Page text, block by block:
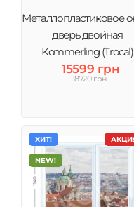
Металлопластиковое
дверь двойная
Kommerling (Trocal)
Сталинка
15599 грн
18720 грн
ХИТ!
NEW!